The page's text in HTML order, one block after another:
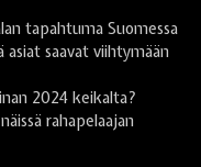
tapahtuma Suomessa
saavat viihtymään
2024 keikalta?
rahapelaajan